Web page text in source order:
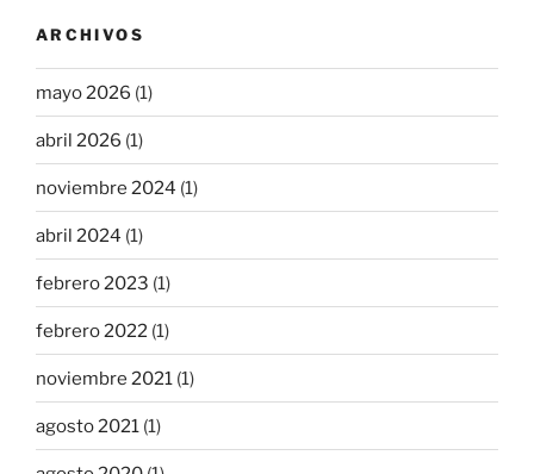
ARCHIVOS
mayo 2026 (1)
abril 2026 (1)
noviembre 2024 (1)
abril 2024 (1)
febrero 2023 (1)
febrero 2022 (1)
noviembre 2021 (1)
agosto 2021 (1)